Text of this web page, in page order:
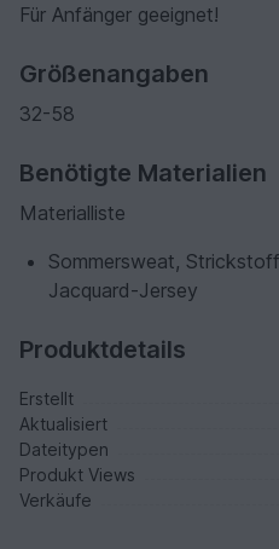
Für Anfänger geeignet!
Größenangaben
32-58
Benötigte Materialien
Materialliste
Sommersweat,
Jacquard-Jersey
Produktdetails
Erstellt
Aktualisiert
Dateitypen
Produkt Views
Verkäufe